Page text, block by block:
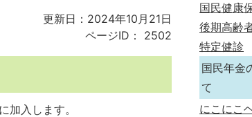
更新日：2024年10月21日
ページID：
2502
入します。
国民健康
後期高齢
特定健診
国民年金
て
にこにこ